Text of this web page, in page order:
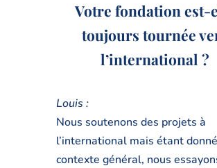
Votre fondation est-
toujours tournée
l’international ?
Louis :
Nous soutenons des projets à
l’international mais étant
contexte général, nous